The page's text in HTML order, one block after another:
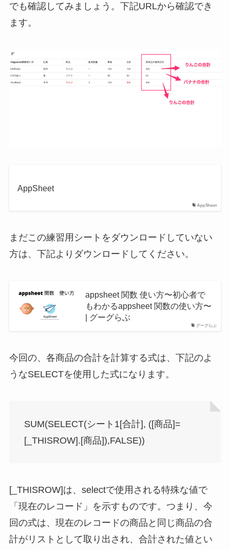
でも確認してみましょう。下記URLから確認でき
ます。
AppSheet
AppSheet
まだこの練習用シートをダウンロードしていない
方は、下記よりダウンロードしてください。
グーグらぶ
appsheet 関数 使い方〜初心者で
もわかるappsheet 関数の使い方〜
| グーグらぶ
今回の、各商品の合計を計算する式は、下記のよ
うなSELECTを使用した式になります。
SUM(SELECT(シート1[合計], ([商品]=
[_THISROW].[商品]),FALSE))
[_THISROW]は、selectで使用される特殊な値で
「現在のレコード」を示すものです。つまり、今
回の式は、現在のレコードの商品と同じ商品の合
計がリストとして取り出され、合計された値とい